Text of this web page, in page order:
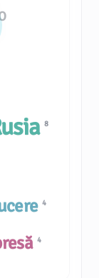
8
4
4